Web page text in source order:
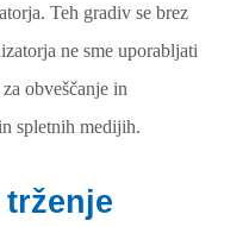
Teh gradiv se brez
ne sme uporabljati
obveščanje in
spletnih medijih.